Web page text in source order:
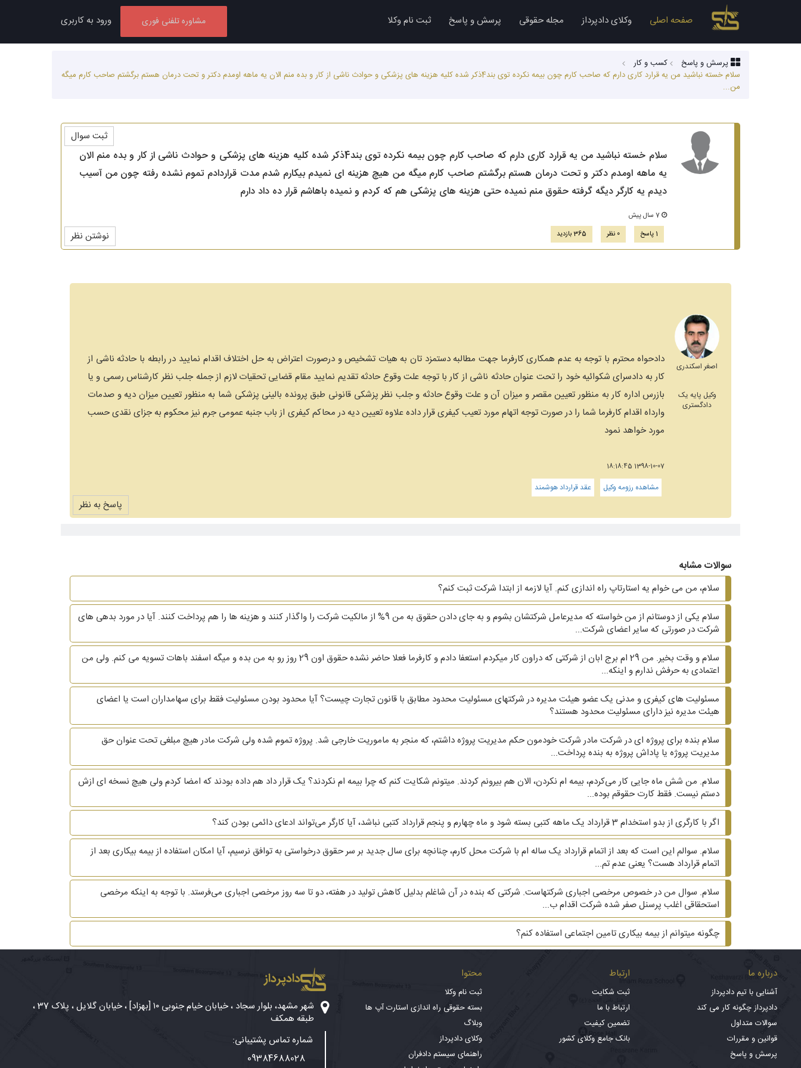
صفحه اصلی وکلای دادپرداز مجله حقوقی پرسش و پاسخ ثبت نام وکلا مشاوره تلفنی فوری ورود به کاربری
پرسش و پاسخ
کسب‌ و کار
سلام خسته نباشید من یه قرارد کاری دارم که صاحب کارم چون بیمه نکرده توی بند4ذکر شده کلیه هزینه های پزشکی و حوادث ناشی از کار و بده منم الان یه ماهه اومدم دکتر و تحت درمان هستم برگشتم صاحب کارم میگه
من...
سلام خسته نباشید من یه قرارد کاری دارم که صاحب کارم چون بیمه نکرده توی بند4ذکر شده کلیه هزینه های پزشکی و حوادث ناشی از کار و بده منم الان
یه ماهه اومدم دکتر و تحت درمان هستم برگشتم صاحب کارم میگه من هیچ هزینه ای نمیدم بیکارم شدم مدت قراردادم تموم نشده رفته چون من آسیب
دیدم یه کارگر دیگه گرفته حقوق منم نمیده حتی هزینه های پزشکی هم که کردم و نمیده باهاشم قرار ده داد دارم
7 سال پیش
1 پاسخ
0 نظر 365 بازدید نوشتن نظر
ثبت سوال
اصغر اسکندری
وکیل پایه یک
دادگستری
دادحواه محترم با توجه به عدم همکاری کارفرما جهت مطالبه دستمزد تان به هیات تشخیص و درصورت اعتراض به حل اختلاف اقدام نمایید در رابطه با حادثه ناشی از
کار به دادسرای شکوائیه خود را تحت عنوان حادثه ناشی از کار با توجه علت وقوع حادثه تقدیم نمایید مقام قضایی تحقیات لازم از جمله جلب نظر کارشناس رسمی و یا
بازرس اداره کار به منظور تعیین مقصر و میزان آن و علت وقوع حادثه و جلب نظر پزشکی قانونی طبق پرونده بالینی پزشکی شما به منظور تعیین میزان دیه و صدمات
وارداه اقدام کارفرما شما را در صورت توجه اتهام مورد تعیب کیفری قرار داده علاوه تعیین دیه در محاکم کیفری از باب جنبه عمومی جرم نیز محکوم به جزای نقدی حسب
مورد خواهد نمود
1398-10-07 18:18:45
مشاهده رزومه وکیل عقد قرارداد هوشمند
پاسخ به نظر
سوالات مشابه
سلام، من می خوام یه استارتاپ راه اندازی کنم. آیا لازمه از ابتدا شرکت ثبت کنم؟
سلام یکی از دوستانم از من خواسته که مدیرعامل شرکتشان بشوم و به جای دادن حقوق به من 9% از مالکیت شرکت را واگذار کنند و هزینه ها را هم پرداخت کنند. آیا در مورد بدهی های
شرکت در صورتی که سایر اعضای شرکت...
سلام و وقت بخیر. من 29 ام برج ابان از شرکتی که دراون کار میکردم استعفا دادم و کارفرما فعلا حاضر نشده حقوق اون 29 روز رو به من بده و میگه اسفند باهات تسویه می کنم. ولی من
اعتمادی به حرفش ندارم و اینکه...
مسئولیت های کیفری و مدنی یک عضو هیئت مدیره در شرکتهای مسئولیت محدود مطابق با قانون تجارت چیست؟ آیا محدود بودن مسئولیت فقط برای سهامداران است یا اعضای
هیئت مدیره نیز دارای مسئولیت محدود هستند؟
سلام بنده برای پروژه ای در شرکت مادر شرکت خودمون حکم مدیریت پروژه داشتم، که منجر به ماموریت خارجی شد. پروژه تموم شده ولی شرکت مادر هیچ مبلغی تحت عنوان حق
مدیریت پروژه یا پاداش پروژه به بنده پرداخت...
سلام. من شش ماه جایی کار می‌کردم، بیمه ام نکردن، الان هم بیرونم کردند. میتونم شکایت کنم که چرا بیمه ام نکردند؟ یک قرار داد هم داده بودند که امضا کردم ولی هیچ نسخه ای ازش
دستم نیست. فقط کارت حقوقم بوده...
اگر با کارگری از بدو استخدام 3 قرارداد یک ماهه کتبی بسته شود و ماه چهارم و پنجم قرارداد کتبی نباشد، آیا کارگر می‌تواند ادعای دائمی بودن کند؟
سلام. سوالم این است که بعد از اتمام قرارداد یک ساله ام با شرکت محل کارم، چنانچه برای سال جدید بر سر حقوق درخواستی به توافق نرسیم، آیا امکان استفاده از بیمه بیکاری بعد از
اتمام قرارداد هست؟ یعنی عدم تم...
سلام. سوال من در خصوص مرخصی اجباری شرکتهاست. شرکتی که بنده در آن شاغلم بدلیل کاهش تولید در هفته، دو تا سه روز مرخصی اجباری می‌فرستد. با توجه به اینکه مرخصی
استحقاقی اغلب پرسنل صفر شده شرکت اقدام ب...
چگونه میتوانم از بیمه بیکاری تامین اجتماعی استفاده کنم؟
درباره ما
آشنایی با تیم دادپرداز
دادپرداز چگونه کار می کند
سوالات متداول
قوانین و مقررات
پرسش و پاسخ
ارتباط
ثبت شکایت
ارتباط با ما
تضمین کیفیت
بانک جامع وکلای کشور
محتوا
ثبت نام وکلا
بسته حقوقی راه اندازی استارت آپ ها
وبلاگ
وکلای دادپرداز
راهنمای سیستم دادفران
دادپرداز
شهر مشهد، بلوار سجاد ، خیابان خیام جنوبی ۱۰ [بهزاد] ، خیابان گلایل ، پلاک 37 ،
طبقه همکف
شماره تماس پشتیبانی:
09384688028